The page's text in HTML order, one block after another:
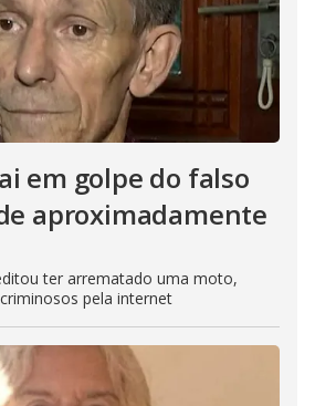
em golpe do falso
aproximadamente
ter arrematado uma moto,
pela internet